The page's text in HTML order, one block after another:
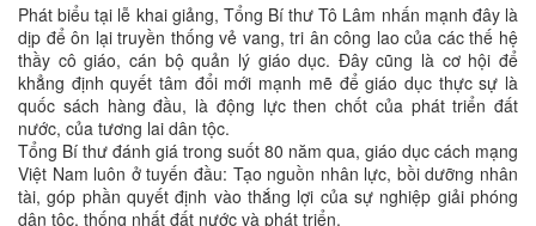
Phát biểu tại lễ khai giảng, Tổng Bí thư Tô Lâm nhấn mạnh đây là
dịp để ôn lại truyền thống vẻ vang, tri ân công lao của các thế hệ
thầy cô giáo, cán bộ quản lý giáo dục. Đây cũng là cơ hội để
khẳng định quyết tâm đổi mới mạnh mẽ để giáo dục thực sự là
quốc sách hàng đầu, là động lực then chốt của phát triển đất
nước, của tương lai dân tộc.
Tổng Bí thư đánh giá trong suốt 80 năm qua, giáo dục cách mạng
Việt Nam luôn ở tuyến đầu: Tạo nguồn nhân lực, bồi dưỡng nhân
tài, góp phần quyết định vào thắng lợi của sự nghiệp giải phóng
dân tộc, thống nhất đất nước và phát triển.